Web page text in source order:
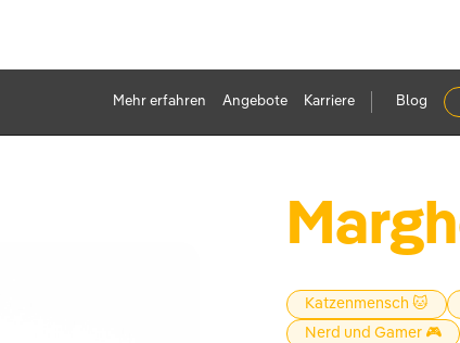
Mehr erfahren Angebote Karriere Blog
Katzenmensch 🐱
Nerd und Gamer 🎮